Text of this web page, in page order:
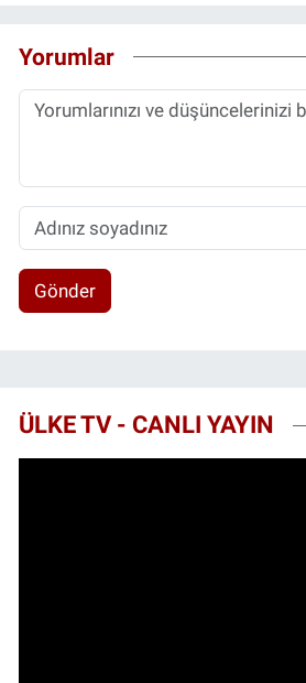
Yorumlar
Gönder
ÜLKE TV - CANLI YAYIN